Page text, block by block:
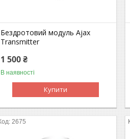
Бездротовий модуль Ajax
Transmitter
1 500 ₴
В наявності
Купити
2675